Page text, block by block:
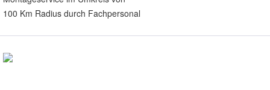
100 Km Radius durch Fachpersonal